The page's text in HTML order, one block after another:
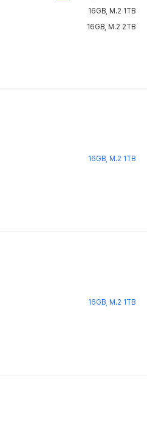
16GB, M.2 1TB
16GB, M.2 2TB
16GB, M.2 1TB
16GB, M.2 1TB